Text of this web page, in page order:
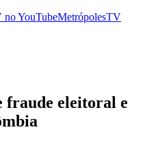
noYouTubeMetrópolesTV
fraude eleitoral e